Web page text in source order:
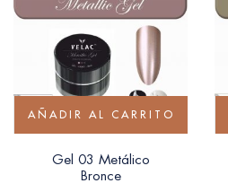
AÑADIR AL CARRITO
Gel 03 Metálico
Bronce